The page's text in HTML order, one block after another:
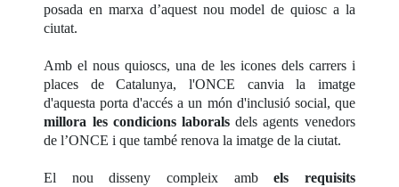
posada en marxa d’aquest nou model de quiosc a la
ciutat.
Amb el nous quioscs, una de les icones dels carrers i
places de Catalunya, l'ONCE canvia la imatge
d'aquesta porta d'accés a un món d'inclusió social, que
millora les condicions laboralsdels agents venedors
de l’ONCE i que també renova la imatge de la ciutat.
El nou disseny compleix ambels requisits